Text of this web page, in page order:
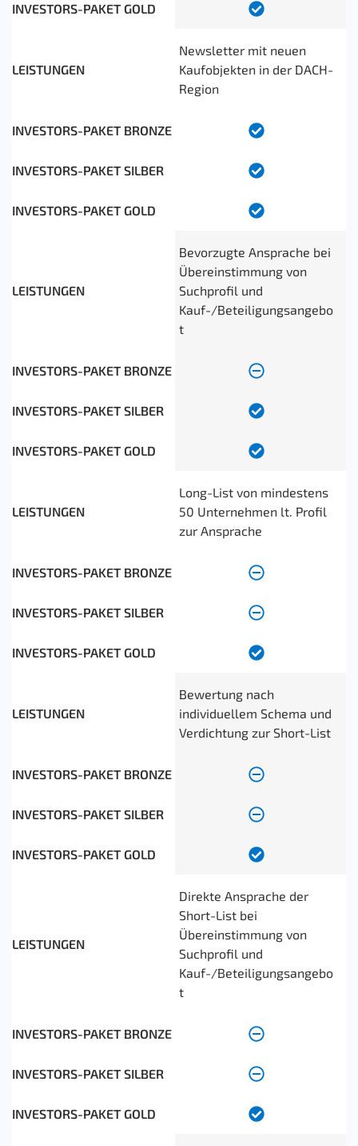
Newsletter mit neuen
Kaufobjekten in der DACH-
Region
Bevorzugte Ansprache bei
Übereinstimmung von
Suchprofil und
Kauf-/Beteiligungsangebo
t
Long-List von mindestens
50 Unternehmen lt. Profil
zur Ansprache
Bewertung nach
individuellem Schema und
Verdichtung zur Short-List
Direkte Ansprache der
Short-List bei
Übereinstimmung von
Suchprofil und
Kauf-/Beteiligungsangebo
t